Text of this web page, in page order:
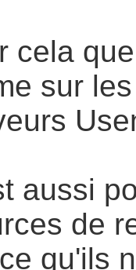
cela
sur
aussi
de
qu'ils